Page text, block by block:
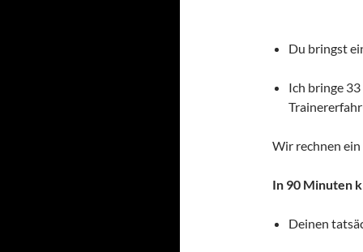
Du bringst
Ich bringe
Wir rechnen
In 90 Minuten
Deinen